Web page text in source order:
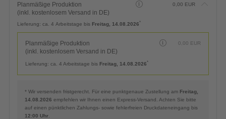
Planmäßige Produktion
(inkl. kostenlosem Versand in DE)
0,00 EUR
Lieferung: ca. 4 Arbeitstage bis Freitag, 14.08.2026*
Planmäßige Produktion
(inkl. kostenlosem Versand in DE)
0,00 EUR
Lieferung: ca. 4 Arbeitstage bis Freitag, 14.08.2026*
* Wir versenden fristgerecht. Für eine punktgenaue Zustellung am Freitag,
14.08.2026 empfehlen wir Ihnen einen Express-Versand. Achten Sie bitte
auf einen pünktlichen Zahlungs- sowie fehlerfreien Druckdateneingang bis
12:00 Uhr